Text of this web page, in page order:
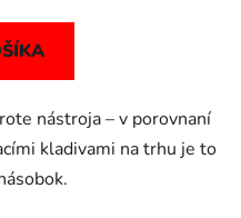
nástroja – v porovnaní
kladivami na trhu je to